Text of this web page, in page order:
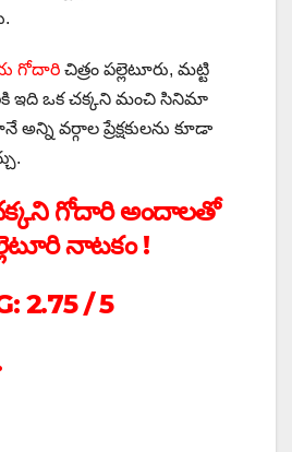
గోదారి చిత్రం పల్లెటూరు, మట్టి
ఇది ఒక చక్కని మంచి సినిమా
వర్గాల ప్రేక్షకులను కూడా
గోదారి అందాలతో
నాటకం!
2.75 / 5